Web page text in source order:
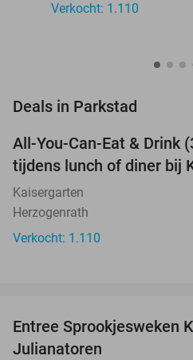
Verkocht: 1.110
Deals in Parkstad
All-You-Can-Eat & Drink
tijdens lunch of diner bij
Kaisergarten
Herzogenrath
Verkocht: 1.110
Entree Sprookjesweken
Julianatoren